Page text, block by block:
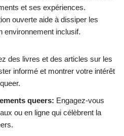
et ses expériences.
ouverte aide à dissiper les
environnement inclusif.
des livres et des articles sur les
informé et montrer votre intérêt
queers: Engagez-vous
ou en ligne qui célèbrent la